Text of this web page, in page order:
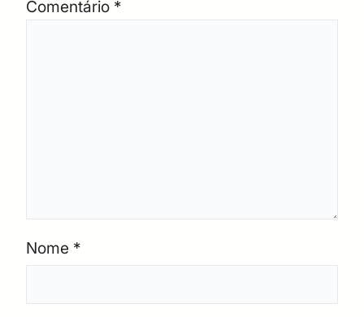
Comentário *
Nome *